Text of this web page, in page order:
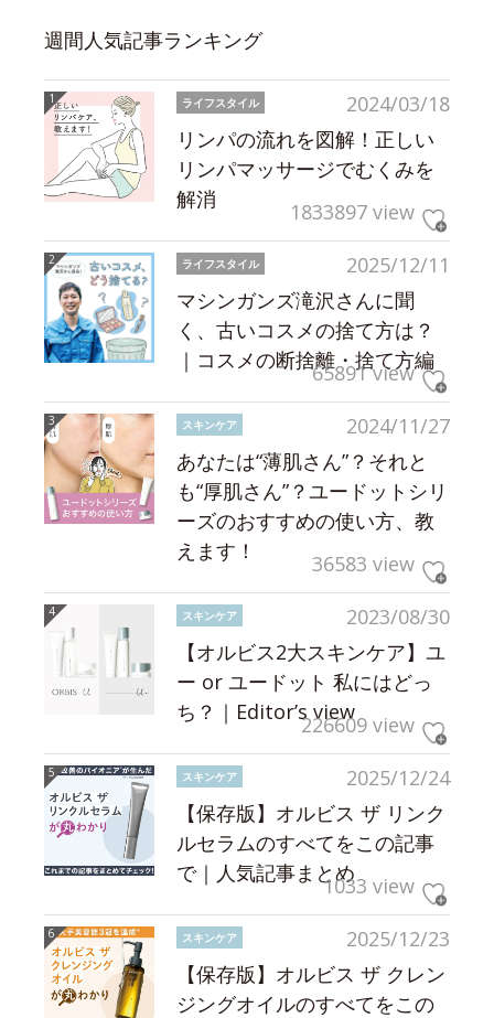
週間人気記事ランキング
2024/03/18
ライフスタイル
リンパの流れを図解！正しい
リンパマッサージでむくみを
解消
1833897 view
2025/12/11
ライフスタイル
マシンガンズ滝沢さんに聞
く、古いコスメの捨て方は？
｜コスメの断捨離・捨て方編
65891 view
2024/11/27
スキンケア
あなたは“薄肌さん”？それと
も“厚肌さん”？ユードットシリ
ーズのおすすめの使い方、教
えます！
36583 view
2023/08/30
スキンケア
【オルビス2大スキンケア】ユ
ー or ユードット 私にはどっ
ち？｜Editor’s view226609 view
2025/12/24
スキンケア
【保存版】オルビス ザ リンク
ルセラムのすべてをこの記事
で｜人気記事まとめ1033 view
2025/12/23
スキンケア
【保存版】オルビス ザ クレン
ジングオイルのすべてをこの